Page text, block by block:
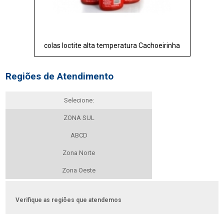
colas loctite alta temperatura Cachoeirinha
Regiões de Atendimento
Selecione:
ZONA SUL
ABCD
Zona Norte
Zona Oeste
Verifique as regiões que atendemos